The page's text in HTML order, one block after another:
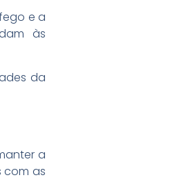
e a
às
da
a
com as